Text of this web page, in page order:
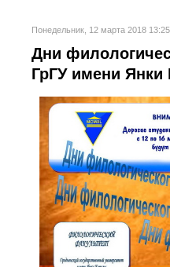
Понедельник, 12 марта 2018 13:25
Дни
ГрГУ имени Янки